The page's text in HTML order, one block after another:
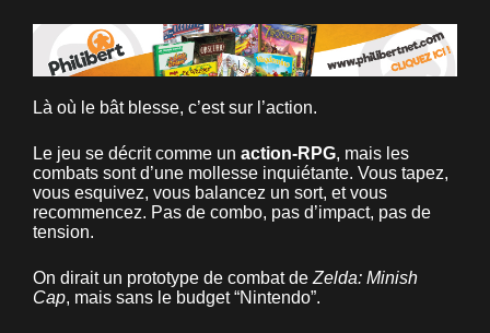
Là où le bât blesse, c’est sur l’action.
Le jeu se décrit comme un action-RPG, mais les
combats sont d’une mollesse inquiétante. Vous tapez,
vous esquivez, vous balancez un sort, et vous
recommencez. Pas de combo, pas d’impact, pas de
tension.
On dirait un prototype de combat de Zelda: Minish
Cap, mais sans le budget “Nintendo”.